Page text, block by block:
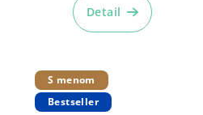
Detail
S menom
Bestseller